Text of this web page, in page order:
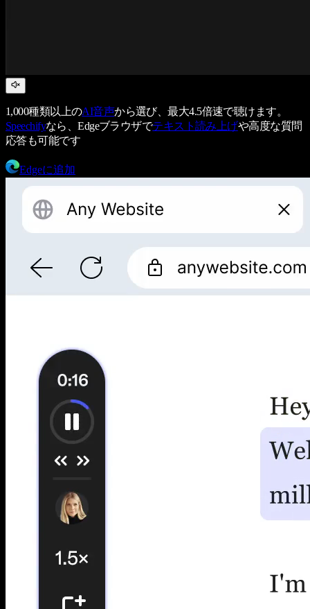
1,000種類以上のAI音声から選び、最大4.5倍速で聴けます。
Speechifyなら、Edgeブラウザでテキスト読み上げや高度な質問
応答も可能です
Edgeに追加